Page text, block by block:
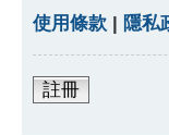
使用條款 | 隱私
註冊